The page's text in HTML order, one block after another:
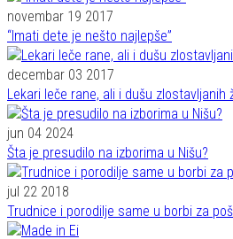
novembar 19 2017
“Imati dete je nešto najlepše”
decembar 03 2017
Lekari leče rane, ali i dušu zlostavljanih
jun 04 2024
Šta je presudilo na izborima u Nišu?
jul 22 2018
Trudnice i porodilje same u borbi za